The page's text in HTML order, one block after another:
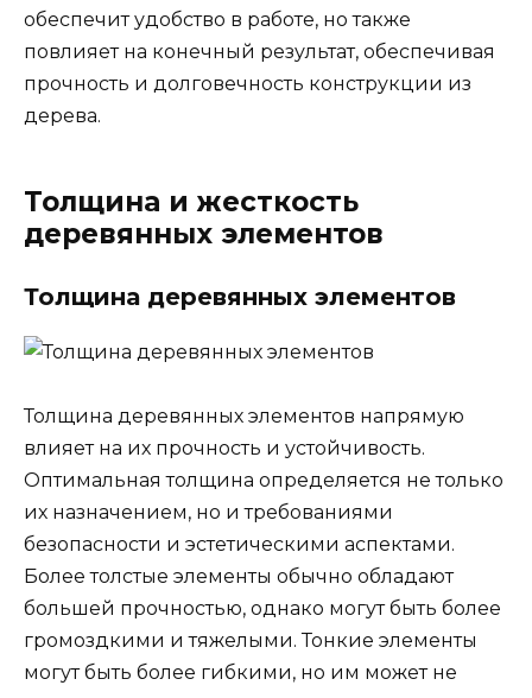
обеспечит удобство в работе, но также
повлияет на конечный результат, обеспечивая
прочность и долговечность конструкции из
дерева.
Толщина и жесткость
деревянных элементов
Толщина деревянных элементов
Толщина деревянных элементов напрямую
влияет на их прочность и устойчивость.
Оптимальная толщина определяется не только
их назначением, но и требованиями
безопасности и эстетическими аспектами.
Более толстые элементы обычно обладают
большей прочностью, однако могут быть более
громоздкими и тяжелыми. Тонкие элементы
могут быть более гибкими, но им может не